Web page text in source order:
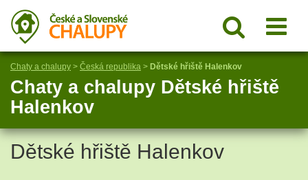
Chaty a chalupy > Česká republika > Dětské hřiště Halenkov
Chaty a chalupy Dětské hřiště
Halenkov
Dětské hřiště Halenkov